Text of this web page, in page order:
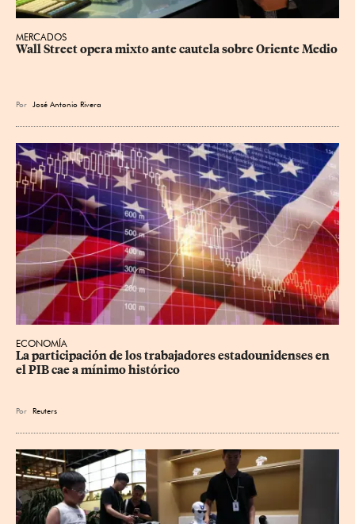
MERCADOS
Wall Street opera mixto ante cautela sobre Oriente Medio
Por José Antonio Rivera
ECONOMÍA
La participación de los trabajadores estadounidenses en
el PIB cae a mínimo histórico
Por Reuters